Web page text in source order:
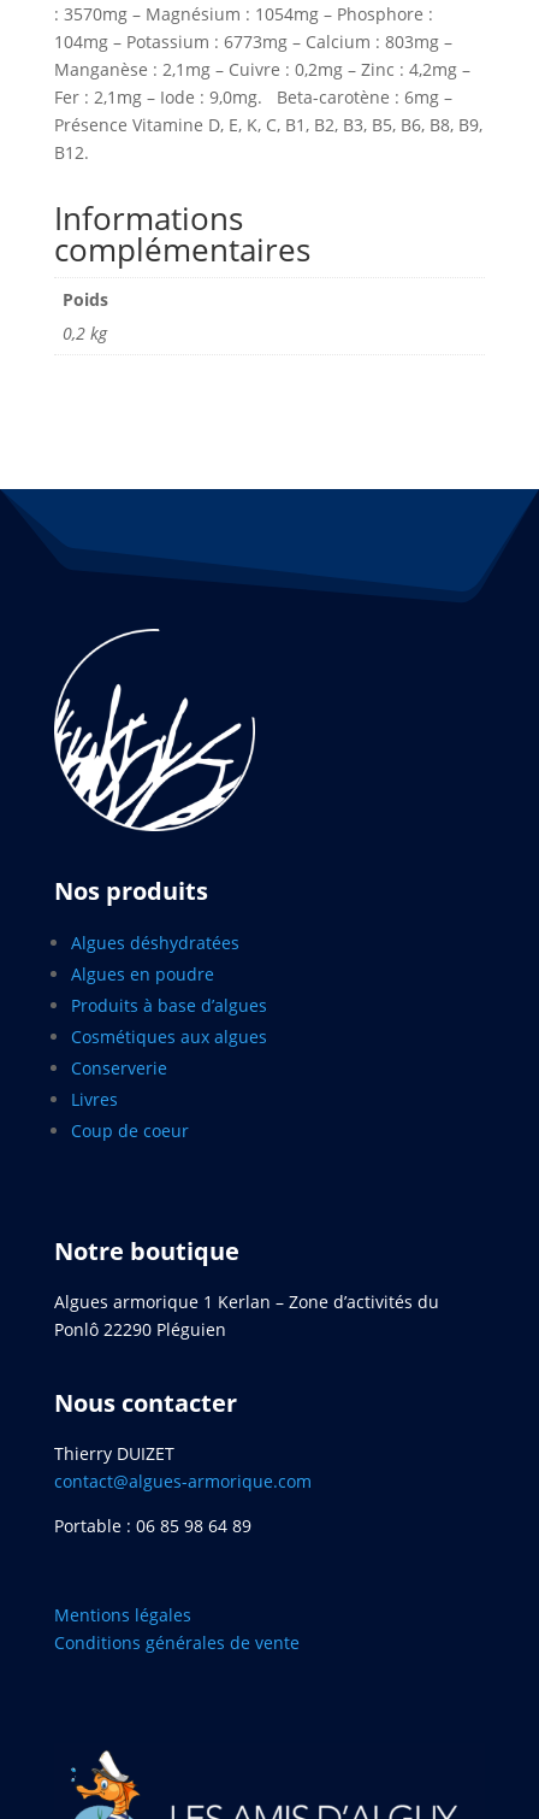
: 3570mg – Magnésium : 1054mg – Phosphore :
104mg – Potassium : 6773mg – Calcium : 803mg –
Manganèse : 2,1mg – Cuivre : 0,2mg – Zinc : 4,2mg –
Fer : 2,1mg – Iode : 9,0mg. Beta-carotène : 6mg –
Présence Vitamine D, E, K, C, B1, B2, B3, B5, B6, B8, B9,
B12.
Informations
complémentaires
Poids
0,2 kg
Nos produits
Algues déshydratées
Algues en poudre
Produits à base d’algues
Cosmétiques aux algues
Conserverie
Livres
Coup de coeur
Notre boutique
Algues armorique 1 Kerlan – Zone d’activités du
Ponlô 22290 Pléguien
Nous contacter
Thierry DUIZET
contact@algues-armorique.com
Portable : 06 85 98 64 89
Mentions légales
Conditions générales de vente